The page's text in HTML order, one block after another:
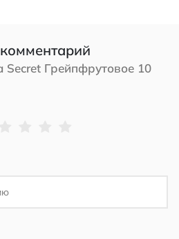
Грейпфрутовое 10